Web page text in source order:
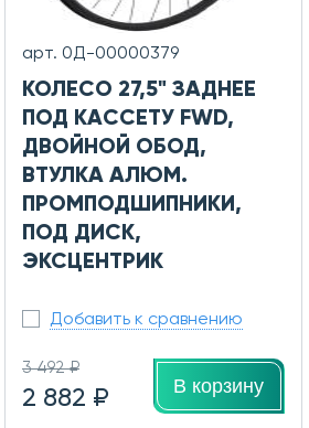
арт. 0Д-00000379
КОЛЕСО 27,5" ЗАДНЕЕ
ПОД КАССЕТУ FWD,
ДВОЙНОЙ ОБОД,
ВТУЛКА АЛЮМ.
ПРОМПОДШИПНИКИ,
ПОД ДИСК,
ЭКСЦЕНТРИК
Добавить к сравнению
3 492 ₽
2 882 ₽ В корзину